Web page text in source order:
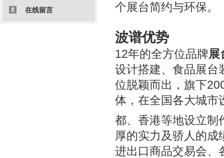
在线留言
个展台简约与环保。
波谱优势
12年的全方位品牌展
设计搭建、 食品展台
位脱颖而出，旗下
体，在全国各大城市
都、香港等地设立制
厚的实力及骄人的成
进出口商品交易会、